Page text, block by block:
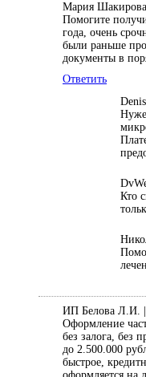
Мария Шакирова
Помогите
года, очень
были раньше
документы в
Ответить
Denis
Кто
ИП Белова Л.И. |
Оформление
без залога, без
до 2.500.000
быстрое,